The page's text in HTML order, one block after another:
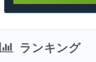
ランキング